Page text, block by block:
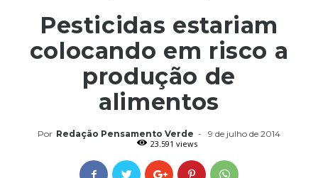
Pesticidas estariam
colocando em risco a
produção de
alimentos
Por Redação Pensamento Verde -
9 de julho de 2014
23.591 views